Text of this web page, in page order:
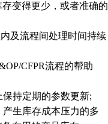
变得更少，或者准确的
及流程间处理时间持续
CFPR流程的帮助
持定期的参数更新;
生库存成本压力的多